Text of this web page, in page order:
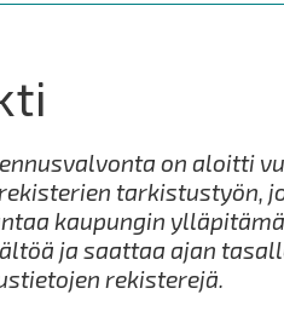
on aloitti
tarkistustyön,
kaupungin
ja saattaa ajan
rekisterejä.